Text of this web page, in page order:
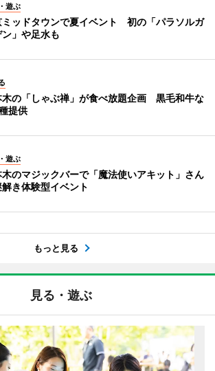
遊ぶ
ミッドタウンで夏イベント 初の「パラソルガ
ン」や足水も
木の「しゃぶ禅」が食べ放題企画 黒毛和牛な
提供
遊ぶ
のマジックバーで「魔法使いアキット」さん
き体験型イベント
もっと見る
見る・遊ぶ